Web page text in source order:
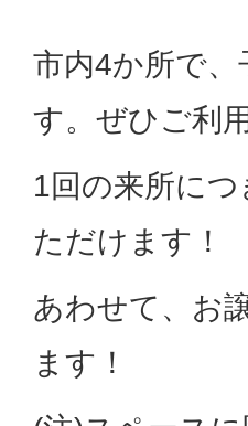
市内4か所で
す。ぜひご利
1回の来所に
ただけます！
あわせて、お
ます！